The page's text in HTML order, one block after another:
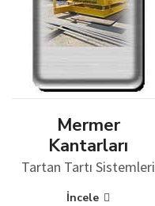
Mermer
Kantarları
Tartan Tartı Sistemleri
İncele